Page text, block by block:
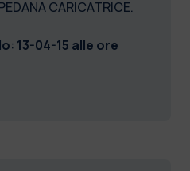
CARICATRICE.
: 13-04-15 alle ore